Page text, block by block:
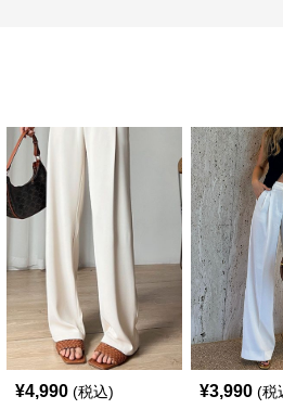
¥4,990 (税込) ¥3,990 (税